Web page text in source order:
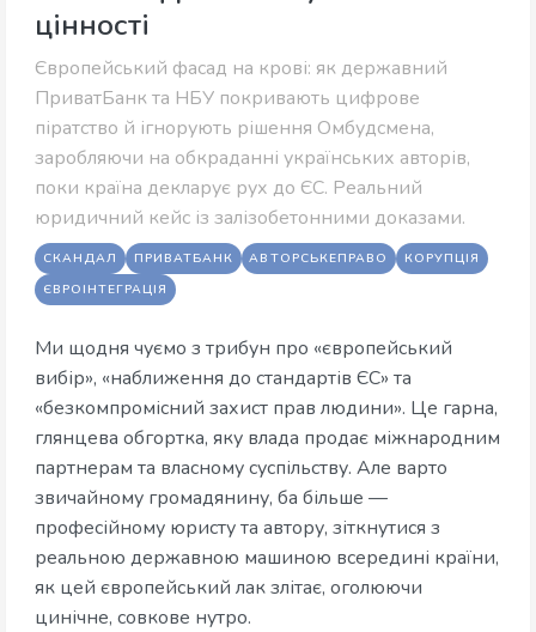
цінності
Європейський фасад на крові: як державний
ПриватБанк та НБУ покривають цифрове
піратство й ігнорують рішення Омбудсмена,
заробляючи на обкраданні українських авторів,
поки країна декларує рух до ЄС. Реальний
юридичний кейс із залізобетонними доказами.
СКАНДАЛ ПРИВАТБАНК АВТОРСЬКЕПРАВО
КОРУПЦІЯ
ЄВРОІНТЕГРАЦІЯ
Ми щодня чуємо з трибун про «європейський
вибір», «наближення до стандартів ЄС» та
«безкомпромісний захист прав людини». Це гарна,
глянцева обгортка, яку влада продає міжнародним
партнерам та власному суспільству. Але варто
звичайному громадянину, ба більше —
професійному юристу та автору, зіткнутися з
реальною державною машиною всередині країни,
як цей європейський лак злітає, оголюючи
цинічне, совкове нутро.